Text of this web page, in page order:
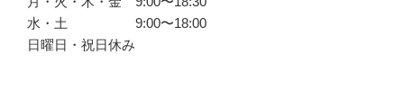
水・土 9:00〜18:00
日曜日・祝日休み